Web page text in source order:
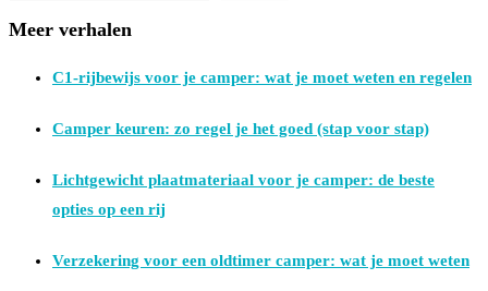
Meer verhalen
C1-rijbewijs voor je camper: wat je moet weten en regelen
Camper keuren: zo regel je het goed (stap voor stap)
Lichtgewicht plaatmateriaal voor je camper: de beste
opties op een rij
Verzekering voor een oldtimer camper: wat je moet weten